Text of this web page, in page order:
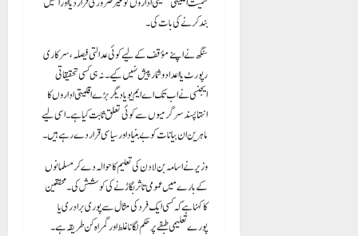
بند کرنے کی بات کی۔
سنگھ نے اپنے مؤقف کے لیے کوئی عدالتی فیصلہ، سرکاری
رپورٹ یا اعداد و شمار پیش نہیں کیے۔ نہ ہی کسی تحقیقاتی
ایجنسی نے اب تک اے ایم یو یا دیگر بڑے اقلیتی اداروں کا
انتہا پسند سرگرمیوں سے کوئی تعلق ثابت کیا ہے۔ اسی لیے
ماہرین ان بیانات کو بے بنیاد اور سیاسی قرار دے رہے ہیں۔
وزیر نے اسامہ بن لادن کی تعلیم کا حوالہ دے کر مسلمانوں
کے بارے میں عمومی تاثر بگاڑنے کی کوشش کی۔ محققین
کا کہنا ہے کہ کسی ایک فرد کی مثال سے پوری برادری یا
پورے تعلیمی طبقے پر حکم لگانا غلط اور گمراہ کن طریقہ ہے۔